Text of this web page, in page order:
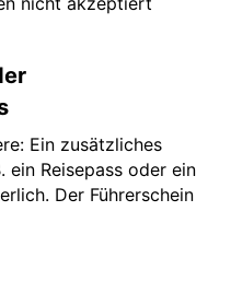
Ein zusätzliches
ein Reisepass oder ein
Der Führerschein